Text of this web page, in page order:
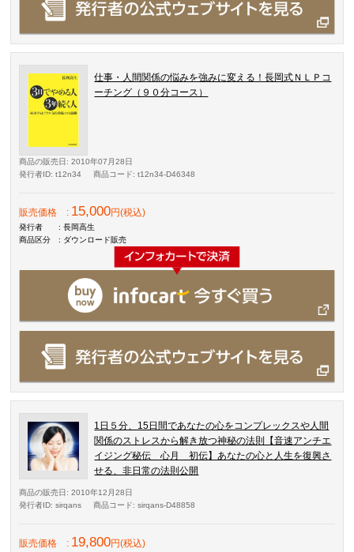
仕事・人間関係の悩みを強みに変える！長岡式ＮＬＰコ
ーチング（９０分コース）
商品の販売日 : 2010年07月28日
発行者ID: t12n34 商品コード: t12n34-D46348
販売価格 : 15,000円(税込)
発行者
: 長岡高生
商品区分
: ダウンロード販売
1日５分、15日間であなたの心をコンプレックスや人間
関係のストレスから解き放つ神秘の法則【音速アンチエ
イジング秘伝 心月 初伝】あなたの心と人生を復興さ
せる、非日常の法則公開
商品の販売日 : 2010年12月28日
発行者ID: sirqans 商品コード: sirqans-D48858
販売価格 : 19,800円(税込)